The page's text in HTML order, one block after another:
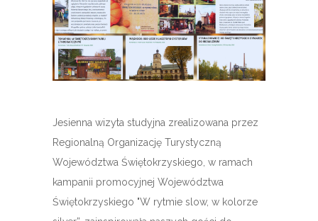
Jesienna wizyta studyjna zrealizowana przez
Regionalną Organizację Turystyczną
Województwa Świętokrzyskiego, w ramach
kampanii promocyjnej Województwa
Świętokrzyskiego "W rytmie slow, w kolorze